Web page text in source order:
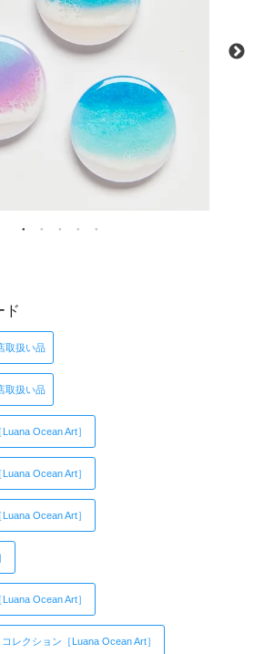
ド
取扱い品
取扱い品
Ocean Art］
Ocean Art］
Ocean Art］
Ocean Art］
レクション［Luana Ocean Art］